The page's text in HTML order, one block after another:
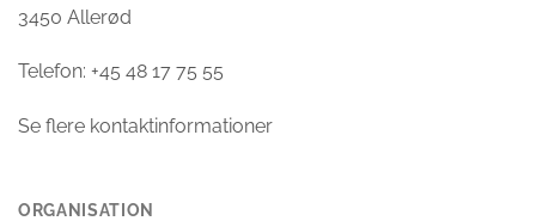
3450 Allerød
Telefon: +45 48 17 75 55
Se flere kontaktinformationer
ORGANISATION